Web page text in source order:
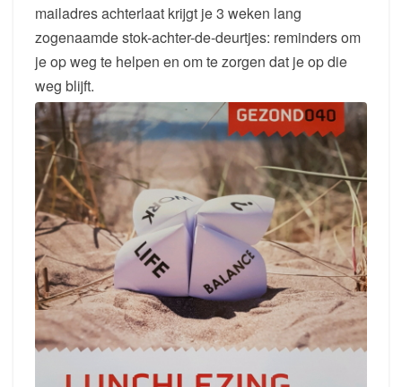
mailadres achterlaat krijgt je 3 weken lang
zogenaamde stok-achter-de-deurtjes: reminders om
je op weg te helpen en om te zorgen dat je op die
weg blijft.